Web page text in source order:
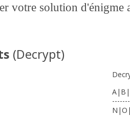
votre solution d'énigme
(Decrypt)